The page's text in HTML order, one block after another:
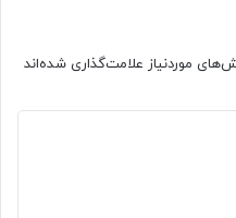
موردنیاز علامت‌گذاری شده‌اند